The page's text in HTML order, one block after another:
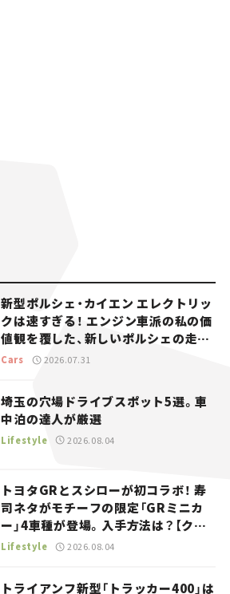
新型ポルシェ・カイエン エレクトリッ
クは速すぎる！ エンジン車派の私の価
値観を覆した、新しいポルシェの走
り。
Cars 2026.07.31
埼玉の穴場ドライブスポット5選。車
中泊の達人が厳選
Lifestyle 2026.08.04
トヨタGRとスシローが初コラボ！ 寿
司ネタがモチーフの限定「GRミニカ
ー」4車種が登場。入手方法は？【クル
マとホビー】
Lifestyle 2026.08.04
トライアンフ新型「トラッカー400」は